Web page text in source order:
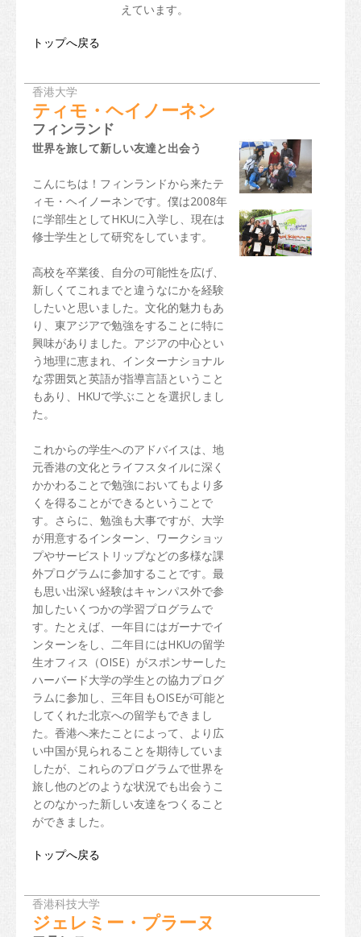
えています。
トップへ戻る
香港大学
ティモ・ヘイノーネン
フィンランド
世界を旅して新しい友達と出会う
こんにちは！フィンランドから来たテ
ィモ・ヘイノーネンです。僕は2008年
に学部生としてHKUに入学し、現在は
修士学生として研究をしています。
高校を卒業後、自分の可能性を広げ、
新しくてこれまでと違うなにかを経験
したいと思いました。文化的魅力もあ
り、東アジアで勉強をすることに特に
興味がありました。アジアの中心とい
う地理に恵まれ、インターナショナル
な雰囲気と英語が指導言語ということ
もあり、HKUで学ぶことを選択しまし
た。
これからの学生へのアドバイスは、地
元香港の文化とライフスタイルに深く
かかわることで勉強においてもより多
くを得ることができるということで
す。さらに、勉強も大事ですが、大学
が用意するインターン、ワークショッ
プやサービストリップなどの多様な課
外プログラムに参加することです。最
も思い出深い経験はキャンパス外で参
加したいくつかの学習プログラムで
す。たとえば、一年目にはガーナでイ
ンターンをし、二年目にはHKUの留学
生オフィス（OISE）がスポンサーした
ハーバード大学の学生との協力プログ
ラムに参加し、三年目もOISEが可能と
してくれた北京への留学もできまし
た。香港へ来たことによって、より広
い中国が見られることを期待していま
したが、これらのプログラムで世界を
旅し他のどのような状況でも出会うこ
とのなかった新しい友達をつくること
ができました。
トップへ戻る
香港科技大学
ジェレミー・プラーヌ